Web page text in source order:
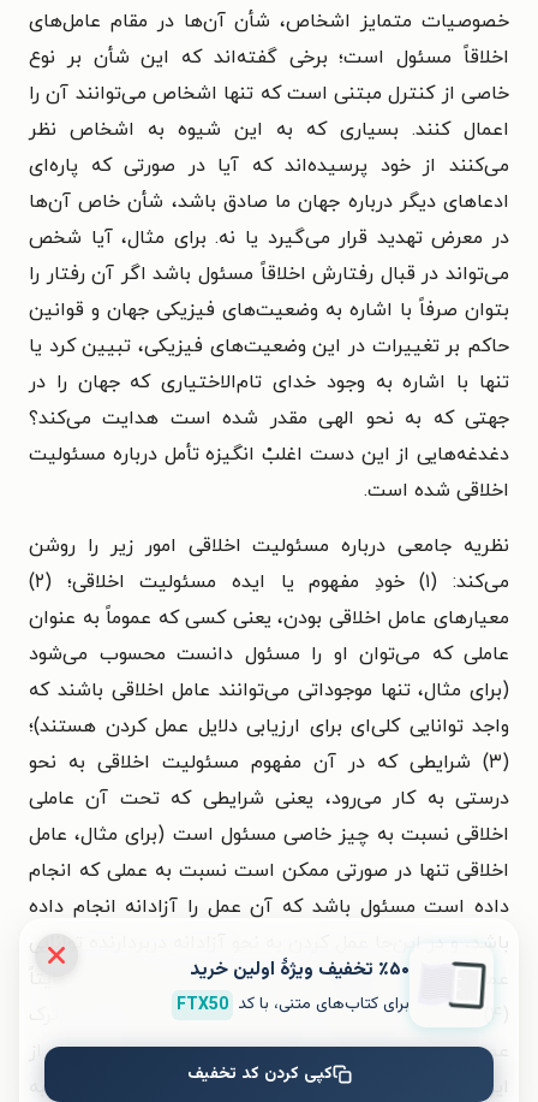
خصوصیات متمایز اشخاص، شأن آن‌ها در مقام عامل‌های
اخلاقاً مسئول است؛ برخی گفته‌اند که این شأن بر نوع
خاصی از کنترل مبتنی است که تنها اشخاص می‌توانند آن را
اعمال کنند. بسیاری که به این شیوه به اشخاص نظر
می‌کنند از خود پرسیده‌اند که آیا در صورتی که پاره‌ای
ادعاهای دیگر درباره جهان ما صادق باشد، شأن خاص آن‌ها
در معرض تهدید قرار می‌گیرد یا نه. برای مثال، آیا شخص
می‌تواند در قبال رفتارش اخلاقاً مسئول باشد اگر آن رفتار را
بتوان صرفاً با اشاره به وضعیت‌های فیزیکی جهان و قوانین
حاکم بر تغییرات در این وضعیت‌های فیزیکی، تبیین کرد یا
تنها با اشاره به وجود خدای تام‌الاختیاری که جهان را در
جهتی که به نحو الهی مقدر شده است هدایت می‌کند؟
دغدغه‌هایی از این دست اغلبْ انگیزه تأمل درباره مسئولیت
اخلاقی شده است.
نظریه جامعی درباره مسئولیت اخلاقی امور زیر را روشن
می‌کند: (۱) خودِ مفهوم یا ایده مسئولیت اخلاقی؛ (۲)
معیارهای عامل اخلاقی بودن، یعنی کسی که عموماً به عنوان
عاملی که می‌توان او را مسئول دانست محسوب می‌شود
(برای مثال، تنها موجوداتی می‌توانند عامل اخلاقی باشند که
واجد توانایی کلی‌ای برای ارزیابی دلایل عمل کردن هستند)؛
(۳) شرایطی که در آن مفهوم مسئولیت اخلاقی به نحو
درستی به کار می‌رود، یعنی شرایطی که تحت آن عاملی
اخلاقی نسبت به چیز خاصی مسئول است (برای مثال، عامل
اخلاقی تنها در صورتی ممکن است نسبت به عملی که انجام
داده است مسئول باشد که آن عمل را آزادانه انجام داده
باشد، و در این‌جا عمل کردن به نحو آزادانه دربردارنده توانایی
عمل کردن به شیوه‌هایی دیگر در زمان عمل است)؛ و نهایتاً
(۴) متعلقات ممکن اِسناد مسئولیت (برای مثال، عمل، ترک
عمل، پیامد، خصیصه و نظایر این‌ها). هرچند هر یک از
این‌ها در بحث زیر بررسی خواهند شد (برای مثال، بنگرید به
٪۵۰ تخفیف ویژۀ اولین خرید
برای کتاب‌های متنی، با کد FTX50
کپی کردن کد تخفیف